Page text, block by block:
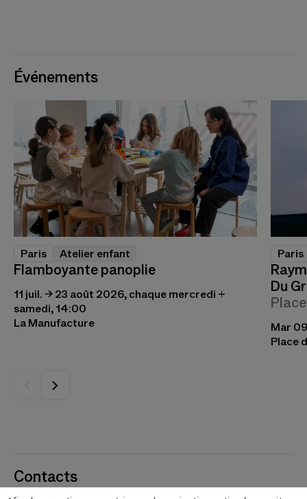
Événements
Paris Atelier enfant
Flamboyante panoplie
11 juil. → 23 août 2026, chaque mercredi +
samedi, 14:00
La Manufacture
Paris
Du
Mar
Place
Contacts
Membres